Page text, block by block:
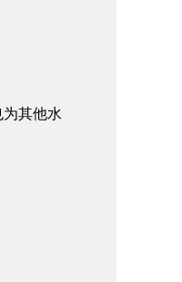
其他水